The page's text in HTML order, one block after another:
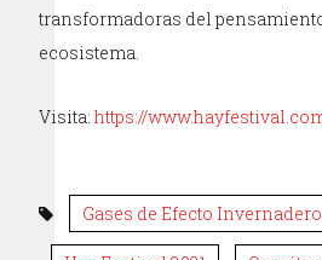
transformadoras del
ecosistema.
Visita:https://
Gases de Efecto Invernadero